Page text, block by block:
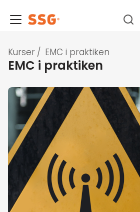
Kurser / EMC i praktiken
EMC i praktiken